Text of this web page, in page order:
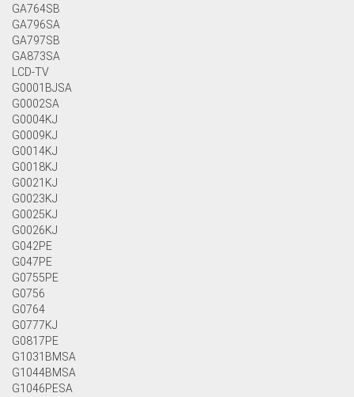
GA764SB
GA796SA
GA797SB
GA873SA
LCD-TV
G0001BJSA
G0002SA
G0004KJ
G0009KJ
G0014KJ
G0018KJ
G0021KJ
G0023KJ
G0025KJ
G0026KJ
G042PE
G047PE
G0755PE
G0756
G0764
G0777KJ
G0817PE
G1031BMSA
G1044BMSA
G1046PESA